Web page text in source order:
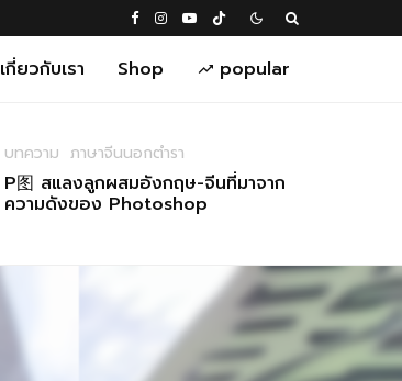
เกี่ยวกับเรา Shop popular
บทความ ภาษาจีนนอกตำรา
P图 สแลงลูกผสมอังกฤษ-จีนที่มาจาก
ความดังของ Photoshop